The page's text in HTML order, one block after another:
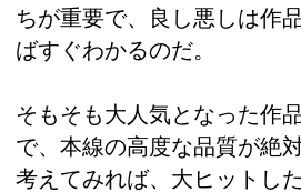
ちが重要で、良し悪しは作
ばすぐわかるのだ。
そもそも大人気となった作
で、本線の高度な品質が絶
考えてみれば、大ヒットし